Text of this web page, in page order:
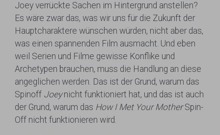
Joey verrückte Sachen im Hintergrund anstellen?
Es wäre zwar das, was wir uns für die Zukunft der
Hauptcharaktere wünschen würden, nicht aber das,
was einen spannenden Film ausmacht. Und eben
weil Serien und Filme gewisse Konflike und
Archetypen brauchen, muss die Handlung an diese
angeglichen werden. Das ist der Grund, warum das
Spinoff Joeynicht funktioniert hat, und das ist auch
der Grund, warum das How I Met Your MotherSpin-
Off nicht funktionieren wird.